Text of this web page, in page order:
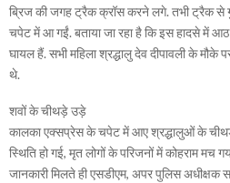
ब्रिज की जगह ट्रैक क्रॉस करने लगे. तभी ट्रैक से
चपेट में आ गईं. बताया जा रहा है कि इस हादसे में
घायल हैं. सभी महिला श्रद्धालु देव दीपावली के मौके
थे.
शवों के चीथड़े उड़े
कालका एक्सप्रेस के चपेट में आए श्रद्धालुओं के
स्थिति हो गई, मृत लोगों के परिजनों में कोहराम मच
जानकारी मिलते ही एसडीएम, अपर पुलिस अधीक्षक